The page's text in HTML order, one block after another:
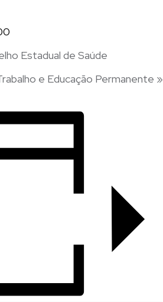
Estadual de Saúde
e Educação Permanente »